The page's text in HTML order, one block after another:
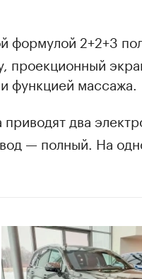
формулой 2+2+3
проекционный
функцией массажа.
два
— полный. На